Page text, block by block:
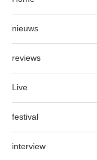
nieuws
reviews
Live
festival
interview